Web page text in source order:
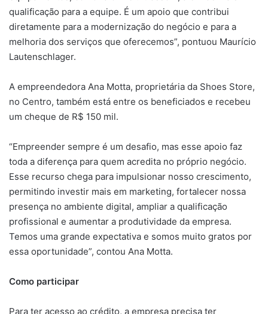
qualificação para a equipe. É um apoio que contribui
diretamente para a modernização do negócio e para a
melhoria dos serviços que oferecemos”, pontuou Maurício
Lautenschlager.
A empreendedora Ana Motta, proprietária da Shoes Store,
no Centro, também está entre os beneficiados e recebeu
um cheque de R$ 150 mil.
“Empreender sempre é um desafio, mas esse apoio faz
toda a diferença para quem acredita no próprio negócio.
Esse recurso chega para impulsionar nosso crescimento,
permitindo investir mais em marketing, fortalecer nossa
presença no ambiente digital, ampliar a qualificação
profissional e aumentar a produtividade da empresa.
Temos uma grande expectativa e somos muito gratos por
essa oportunidade”, contou Ana Motta.
Como participar
Para ter acesso ao crédito, a empresa precisa ter